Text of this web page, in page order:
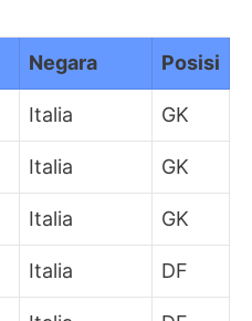
Negara Posisi
Italia GK
Italia GK
Italia GK
Italia DF